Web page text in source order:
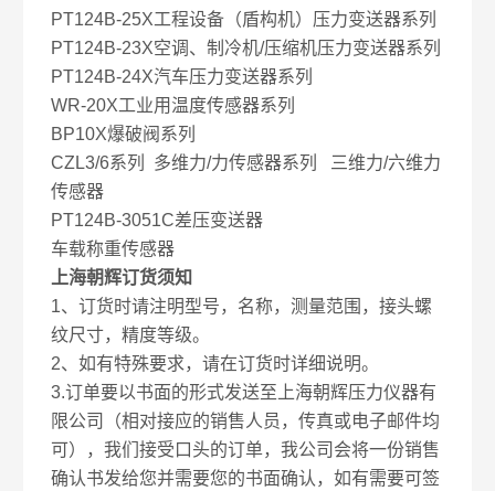
PT124B-25X工程设备（盾构机）压力变送器系列
PT124B-23X空调、制冷机/压缩机压力变送器系列
PT124B-24X汽车压力变送器系列
WR-20X工业用温度传感器系列
BP10X爆破阀系列
CZL3/6系列 多维力/力传感器系列 三维力/六维力
传感器
PT124B-3051C差压变送器
车载称重传感器
上海朝辉订货须知
1、订货时请注明型号，名称，测量范围，接头螺
纹尺寸，精度等级。
2、如有特殊要求，请在订货时详细说明。
3.订单要以书面的形式发送至上海朝辉压力仪器有
限公司（相对接应的销售人员，传真或电子邮件均
可），我们接受口头的订单，我公司会将一份销售
确认书发给您并需要您的书面确认，如有需要可签